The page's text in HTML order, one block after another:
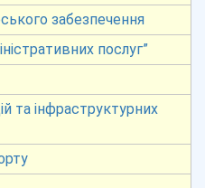
забезпечення
послуг”
та інфраструктурних